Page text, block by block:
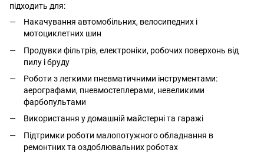
підходить для:
Накачування автомобільних, велосипедних і
мотоциклетних шин
Продувки фільтрів, електроніки, робочих поверхонь від
пилу і бруду
Роботи з легкими пневматичними інструментами:
аерографами, пневмостеплерами, невеликими
фарбопультами
Використання у домашній майстерні та гаражі
Підтримки роботи малопотужного обладнання в
ремонтних та оздоблювальних роботах